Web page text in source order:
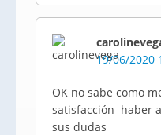
19/06/2020
OK no sabe como
satisfacción haber
sus dudas